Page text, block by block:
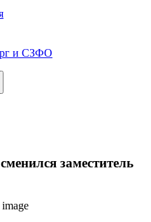
и СЗФО
заместитель
image